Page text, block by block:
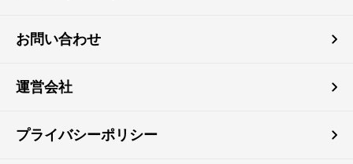
お問い合わせ
運営会社
プライバシーポリシー